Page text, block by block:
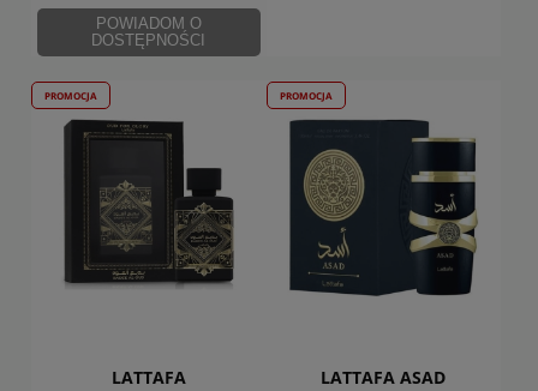
POWIADOM O
DOSTĘPNOŚCI
LATTAFA
PROMOCJA
LATTAFA ASAD
PROMOCJA